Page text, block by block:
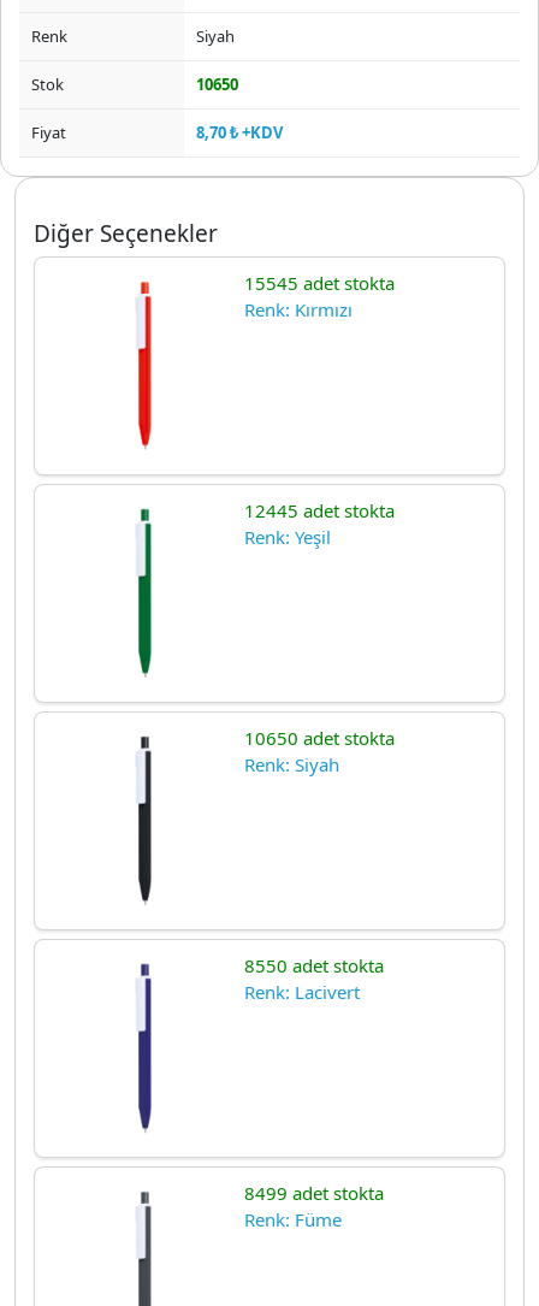
Renk Siyah
Stok 10650
Fiyat 8,70 ₺ +KDV
Diğer Seçenekler
15545 adet stokta
Renk: Kırmızı
12445 adet stokta
Renk: Yeşil
10650 adet stokta
Renk: Siyah
8550 adet stokta
Renk: Lacivert
8499 adet stokta
Renk: Füme